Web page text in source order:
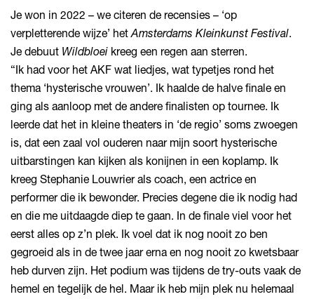
Je won in 2022 – we citeren de recensies – ‘op
verpletterende wijze’ het Amsterdams Kleinkunst Festival.
Je debuut Wildbloei kreeg een regen aan sterren.
“Ik had voor het AKF wat liedjes, wat typetjes rond het
thema ‘hysterische vrouwen’. Ik haalde de halve finale en
ging als aanloop met de andere finalisten op tournee. Ik
leerde dat het in kleine theaters in ‘de regio’ soms zwoegen
is, dat een zaal vol ouderen naar mijn soort hysterische
uitbarstingen kan kijken als konijnen in een koplamp. Ik
kreeg Stephanie Louwrier als coach, een actrice en
performer die ik bewonder. Precies degene die ik nodig had
en die me uitdaagde diep te gaan. In de finale viel voor het
eerst alles op z’n plek. Ik voel dat ik nog nooit zo ben
gegroeid als in de twee jaar erna en nog nooit zo kwetsbaar
heb durven zijn. Het podium was tijdens de try-outs vaak de
hemel en tegelijk de hel. Maar ik heb mijn plek nu helemaal